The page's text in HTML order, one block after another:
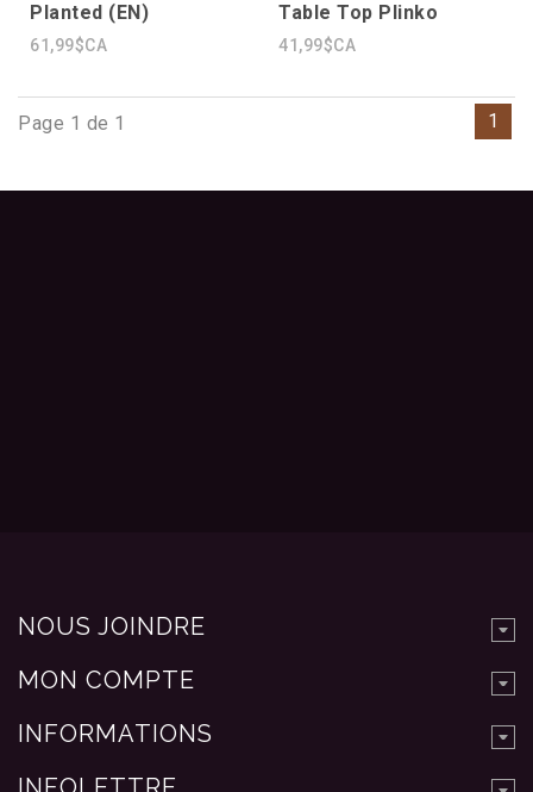
Planted (EN)
61,99$CA
Table Top Plinko
41,99$CA
Page 1 de 1 1
NOUS JOINDRE
MON COMPTE
INFORMATIONS